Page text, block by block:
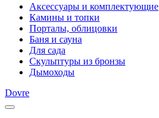
Аксессуары и комплектующие
Камины и топки
Порталы, облицовки
Баня и сауна
Для сада
Скульптуры из бронзы
Дымоходы
Dovre